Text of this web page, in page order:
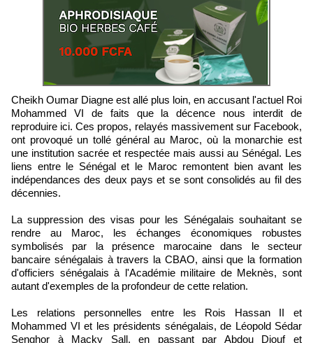
Cheikh Oumar Diagne est allé plus loin, en accusant l'actuel Roi
Mohammed VI de faits que la décence nous interdit de
reproduire ici. Ces propos, relayés massivement sur Facebook,
ont provoqué un tollé général au Maroc, où la monarchie est
une institution sacrée et respectée mais aussi au Sénégal. Les
liens entre le Sénégal et le Maroc remontent bien avant les
indépendances des deux pays et se sont consolidés au fil des
décennies.
La suppression des visas pour les Sénégalais souhaitant se
rendre au Maroc, les échanges économiques robustes
symbolisés par la présence marocaine dans le secteur
bancaire sénégalais à travers la CBAO, ainsi que la formation
d'officiers sénégalais à l'Académie militaire de Meknès, sont
autant d'exemples de la profondeur de cette relation.
Les relations personnelles entre les Rois Hassan II et
Mohammed VI et les présidents sénégalais, de Léopold Sédar
Senghor à Macky Sall, en passant par Abdou Diouf et